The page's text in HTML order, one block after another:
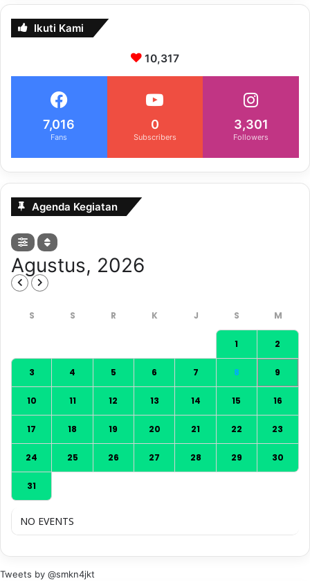
Ikuti Kami
10,317
7,016
Fans
0
Subscribers
3,301
Followers
Agenda Kegiatan
Agustus, 2026
1 2
3 4 5 6 7 8 9
10 11 12 13 14 15 16
17 18 19 20 21 22 23
24 25 26 27 28 29 30
31
NO EVENTS
Tweets by @smkn4jkt